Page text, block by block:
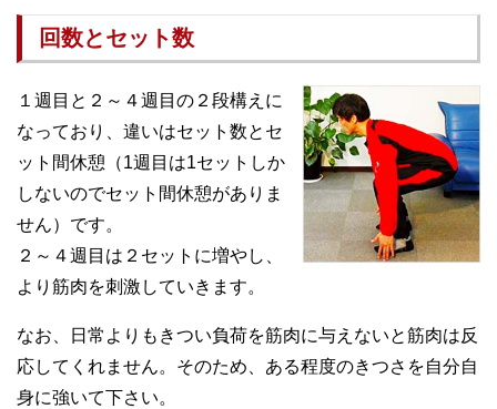
回数とセット数
１週目と２～４週目の２段構えに
なっており、違いはセット数とセ
ット間休憩（1週目は1セットしか
しないのでセット間休憩がありま
せん）です。
２～４週目は２セットに増やし、
より筋肉を刺激していきます。
なお、日常よりもきつい負荷を筋肉に与えないと筋肉は反
応してくれません。そのため、ある程度のきつさを自分自
身に強いて下さい。